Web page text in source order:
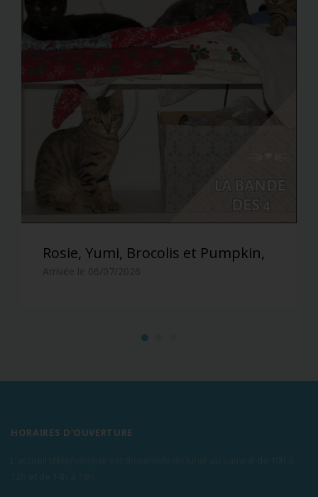
Rosie, Yumi, Brocolis et Pumpkin,
Arrivée le 06/07/2026
HORAIRES D'OUVERTURE